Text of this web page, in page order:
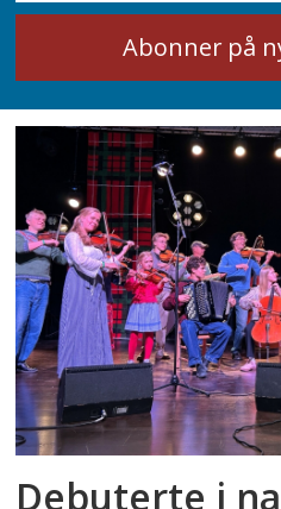
Debuterte i